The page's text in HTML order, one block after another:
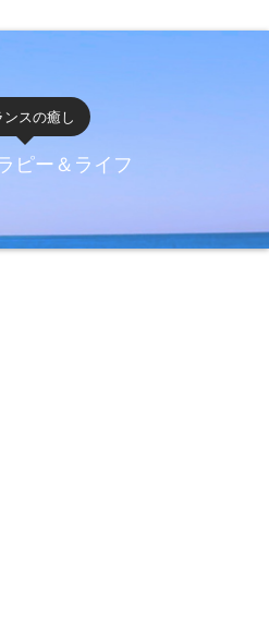
ンスの癒し
ピー＆ライフ